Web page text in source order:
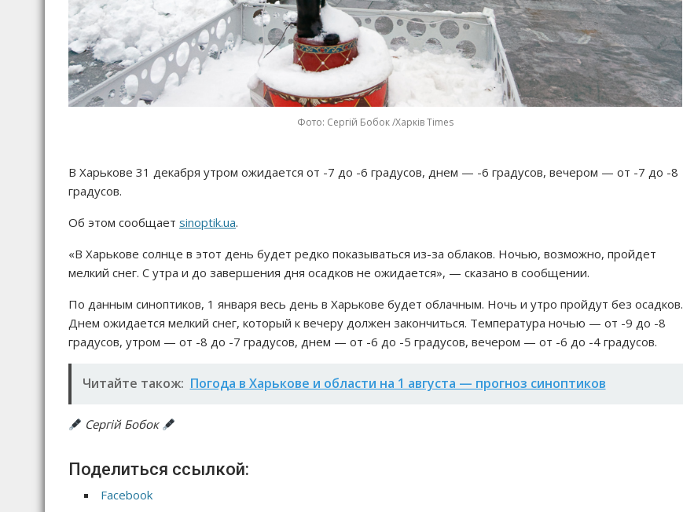
Фото: Сергій Бобок /Харків Times
В Харькове 31 декабря утром ожидается от -7 до -6 градусов, днем — -6 градусов, вечером — от -7 до -8
градусов.
Об этом сообщает sinoptik.ua.
«В Харькове солнце в этот день будет редко показываться из-за облаков. Ночью, возможно, пройдет
мелкий снег. С утра и до завершения дня осадков не ожидается», — сказано в сообщении.
По данным синоптиков, 1 января весь день в Харькове будет облачным. Ночь и утро пройдут без осадков.
Днем ожидается мелкий снег, который к вечеру должен закончиться. Температура ночью — от -9 до -8
градусов, утром — от -8 до -7 градусов, днем — от -6 до -5 градусов, вечером — от -6 до -4 градусов.
Читайте також: Погода в Харькове и области на 1 августа — прогноз синоптиков
Сергій Бобок
Поделиться ссылкой:
Facebook